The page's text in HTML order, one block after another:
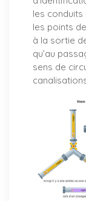
les conduits
les points
à la sortie
qu’au
sens de